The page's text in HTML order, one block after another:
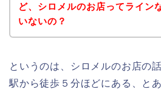
ど、シロメルのお店ってライン
いないの？
というのは、シロメルのお店の
駅から徒歩５分ほどにある、と